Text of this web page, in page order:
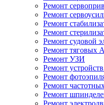
Ремонт
Ремонт
Ремонт
Ремонт
Ремонт судовой
Ремонт тяговых
Ремонт УЗИ
Ремонт
Ремонт
Ремонт
Ремонт
Ремонт